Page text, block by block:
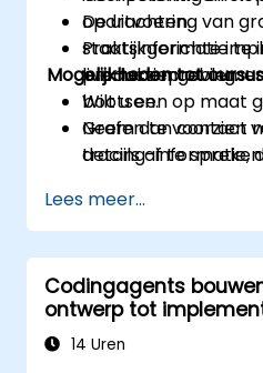
De uitvoering van
staatsinformatie te
bootsen.
Grafen te voorzien
tracing-informatie,
nauwkeurig te
opdrachten.
Praktijkgerichte
live-labomgeving.
Mogelijkheden tot
Wilt u een op maat
Neem dan contact
details af te
Lees meer...
Codingagents
ontwerp tot
14 Uren